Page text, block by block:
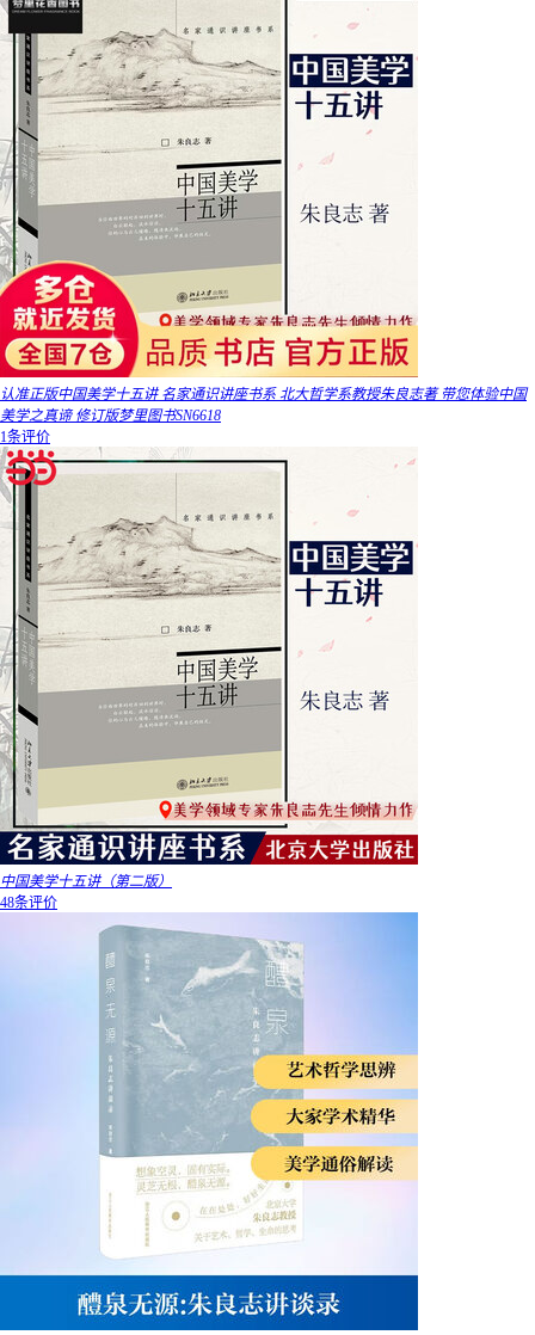
认准正版中国美学十五讲 名家通识讲座书系 北大哲学系教授朱良志著 带您体验中国
美学之真谛 修订版梦里图书SN6618
1条评价
中国美学十五讲（第二版）
48条评价